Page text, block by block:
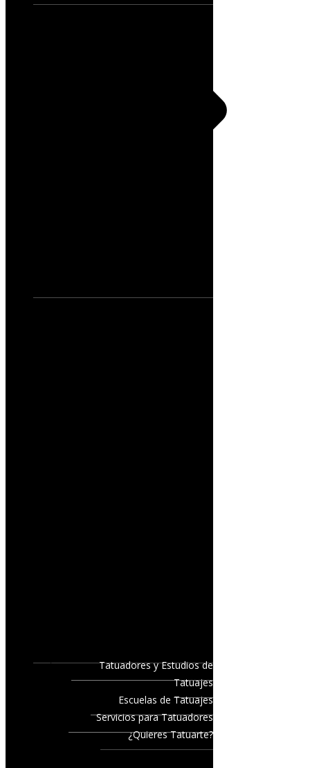
Tatuadores y Estudios de
Tatuajes
Escuelas de Tatuajes
Servicios para Tatuadores
¿Quieres Tatuarte?